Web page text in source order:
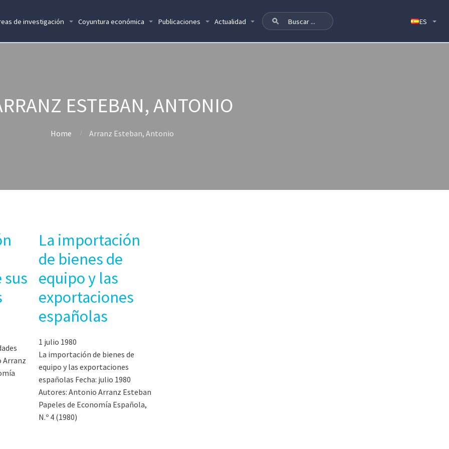
de investigación Coyuntura económica Publicaciones Actualidad
ESTEBAN, ANTONIO
Home Arranz Esteban, Antonio
sus
Arranz
La importación
de bienes de
equipo y las
exportaciones
españolas
1 julio 1980
La importación de bienes de
equipo y las exportaciones
españolas Fecha: julio 1980
Autores: Antonio Arranz Esteban
Papeles de Economía Española,
N.º 4 (1980)